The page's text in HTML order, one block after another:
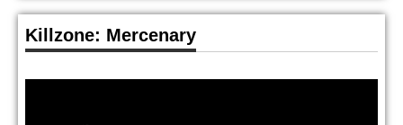
Killzone: Mercenary